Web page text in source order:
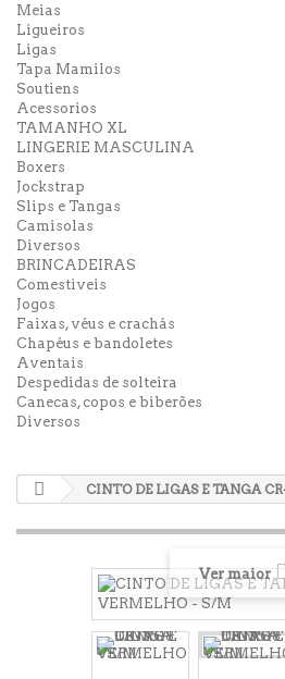
Meias
Ligueiros
Ligas
Tapa Mamilos
Soutiens
Acessorios
TAMANHO XL
LINGERIE MASCULINA
Boxers
Jockstrap
Slips e Tangas
Camisolas
Diversos
BRINCADEIRAS
Comestiveis
Jogos
Faixas, véus e crachás
Chapéus e bandoletes
Aventais
Despedidas de solteira
Canecas, copos e biberões
Diversos
CINTO DE LIGAS E TANGA
Ver maior